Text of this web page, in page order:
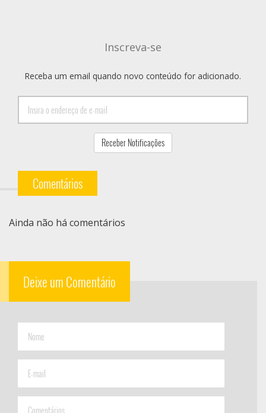
Inscreva-se
Receba um email quando novo conteúdo for adicionado.
Comentários
Ainda não há comentários
Deixe um Comentário